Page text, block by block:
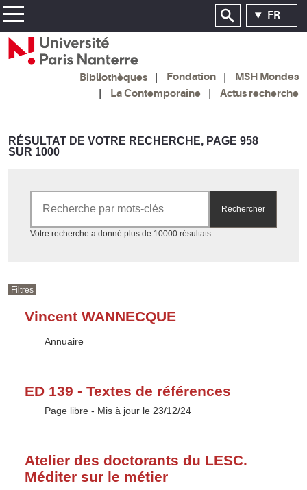
FR
Bibliothèques Fondation
MSH Mondes
La Contemporaine
Actus recherche
RÉSULTAT DE VOTRE RECHERCHE, PAGE 958
SUR 1000
Rechercher
Votre recherche a donné plus de 10000 résultatsAccéder aux résultats
Filtres
Vincent WANNECQUE
Type :
Annuaire
ED 139 - Textes de références
Type :
Page libre - Mis à jour le 23/12/24
Atelier des doctorants du LESC.
Méditer sur le métier